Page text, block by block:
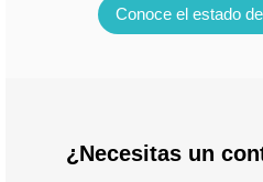
Conoce el estado
¿Necesitas un